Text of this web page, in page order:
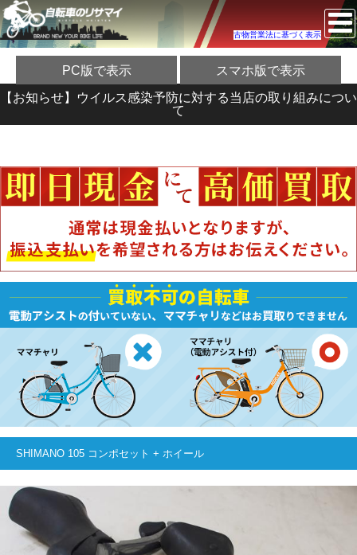
古物営業法に基づく表示
PC版で表示 スマホ版で表示
【お知らせ】ウイルス感染予防に対する当店の取り組みについ
て
SHIMANO 105 コンポセット + ホイール